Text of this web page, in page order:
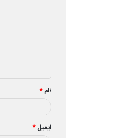
*
نام*
ایمیل*